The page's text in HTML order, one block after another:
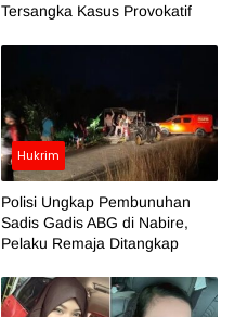
Tersangka Kasus Provokatif
Hukrim
Polisi Ungkap Pembunuhan
Sadis Gadis ABG di Nabire,
Pelaku Remaja Ditangkap